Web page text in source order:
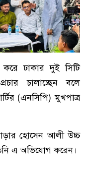
করে ঢাকার দুই সিটি
চালাচ্ছেন বলে
(এনসিপি) মুখপাত্র
হোসেন আলী উচ্চ
এ অভিযোগ করেন।